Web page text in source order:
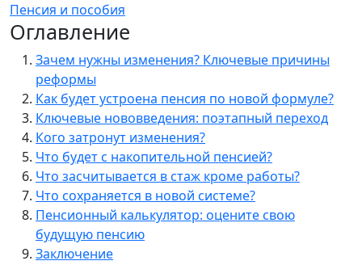
Пенсия и пособия
Оглавление
Зачем нужны изменения? Ключевые причины
реформы
Как будет устроена пенсия по новой формуле?
Ключевые нововведения: поэтапный переход
Кого затронут изменения?
Что будет с накопительной пенсией?
Что засчитывается в стаж кроме работы?
Что сохраняется в новой системе?
Пенсионный калькулятор: оцените свою
будущую пенсию
Заключение